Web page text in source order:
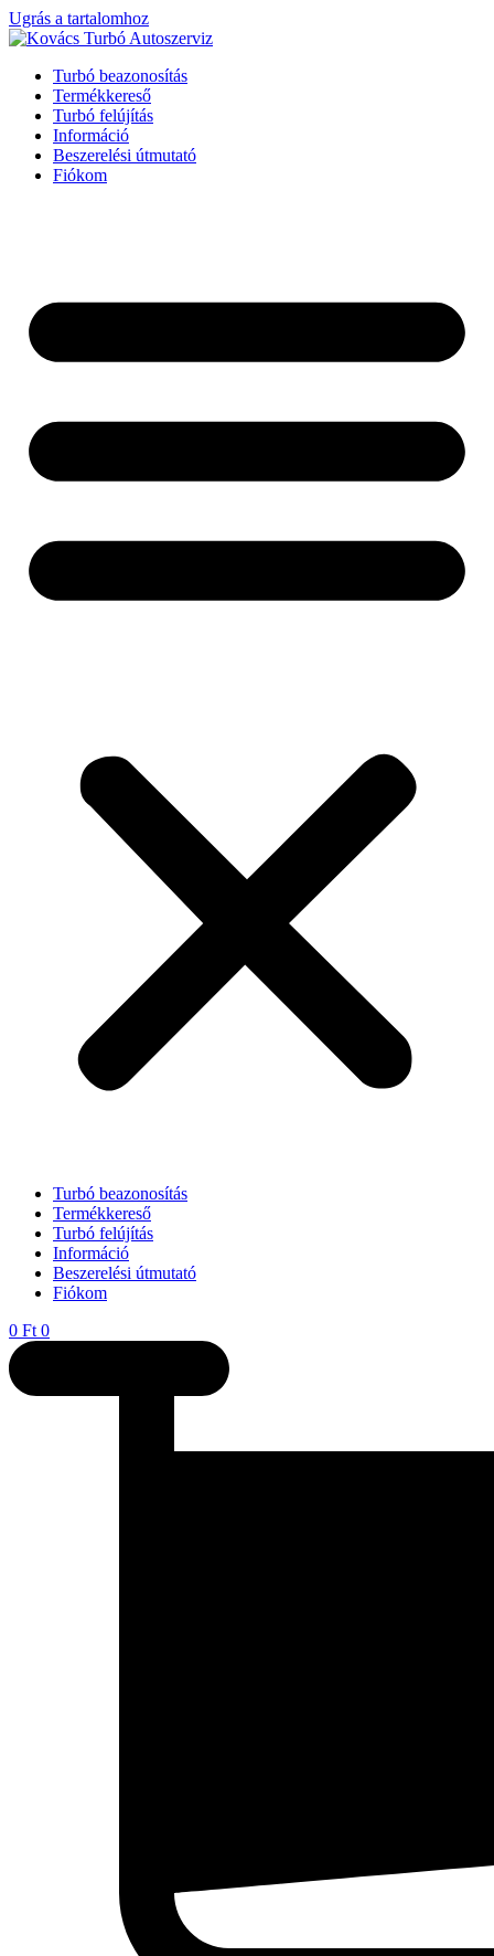
Ugrás a tartalomhoz
Turbó beazonosítás
Termékkereső
Turbó felújítás
Információ
Beszerelési útmutató
Fiókom
Turbó beazonosítás
Termékkereső
Turbó felújítás
Információ
Beszerelési útmutató
Fiókom
0 Ft 0